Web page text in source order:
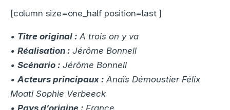
[column size=one_half position=last ]
• Titre original : A trois on y va
• Réalisation : Jérôme Bonnell
• Scénario : Jérôme Bonnell
•Acteurs principaux : Anaïs Démoustier Félix
Moati Sophie Verbeeck